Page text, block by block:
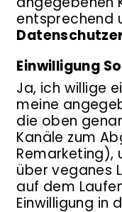
angegebenen
entsprechend
Einwilligung
Ja, ich willige
meine
die oben
Kanäle zum
Remarketing),
über veganes
auf dem
Einwilligung in